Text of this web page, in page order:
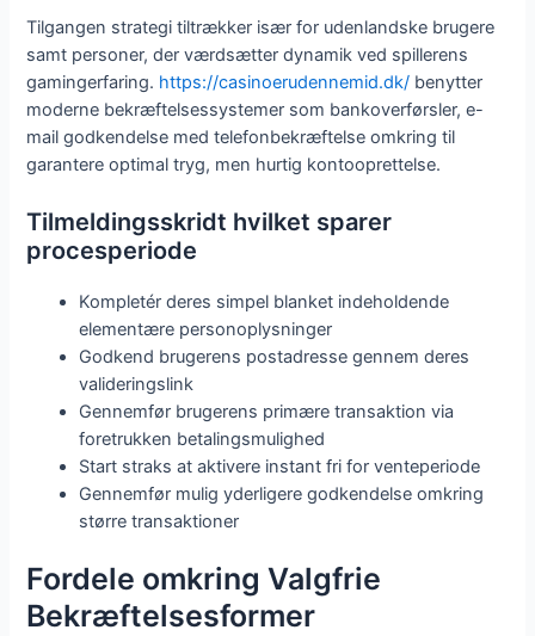
Tilgangen strategi tiltrækker især for udenlandske brugere
samt personer, der værdsætter dynamik ved spillerens
gamingerfaring. https://casinoerudennemid.dk/ benytter
moderne bekræftelsessystemer som bankoverførsler, e-
mail godkendelse med telefonbekræftelse omkring til
garantere optimal tryg, men hurtig kontooprettelse.
Tilmeldingsskridt hvilket sparer
procesperiode
Kompletér deres simpel blanket indeholdende
elementære personoplysninger
Godkend brugerens postadresse gennem deres
valideringslink
Gennemfør brugerens primære transaktion via
foretrukken betalingsmulighed
Start straks at aktivere instant fri for venteperiode
Gennemfør mulig yderligere godkendelse omkring
større transaktioner
Fordele omkring Valgfrie
Bekræftelsesformer